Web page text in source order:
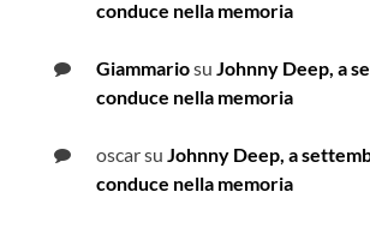
conduce nella memoria
Giammariosu Johnny Deep, a
conduce nella memoria
oscarsu Johnny Deep, a
conduce nella memoria